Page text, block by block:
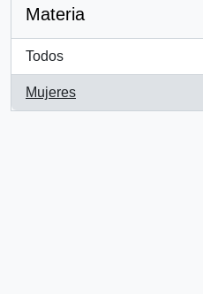
Materia
Todos
Mujeres
, 1 resultados